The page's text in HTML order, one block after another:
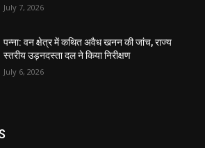
July 7, 2026
पन्ना: वन क्षेत्र में कथित अवैध खनन की जांच, राज्य
स्तरीय उड़नदस्ता दल ने किया निरीक्षण
July 6, 2026